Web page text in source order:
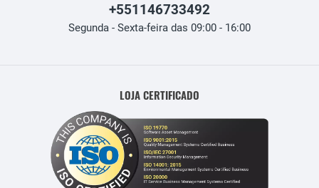
+551146733492
Segunda - Sexta-feira das 09:00 - 16:00
LOJA CERTIFICADO